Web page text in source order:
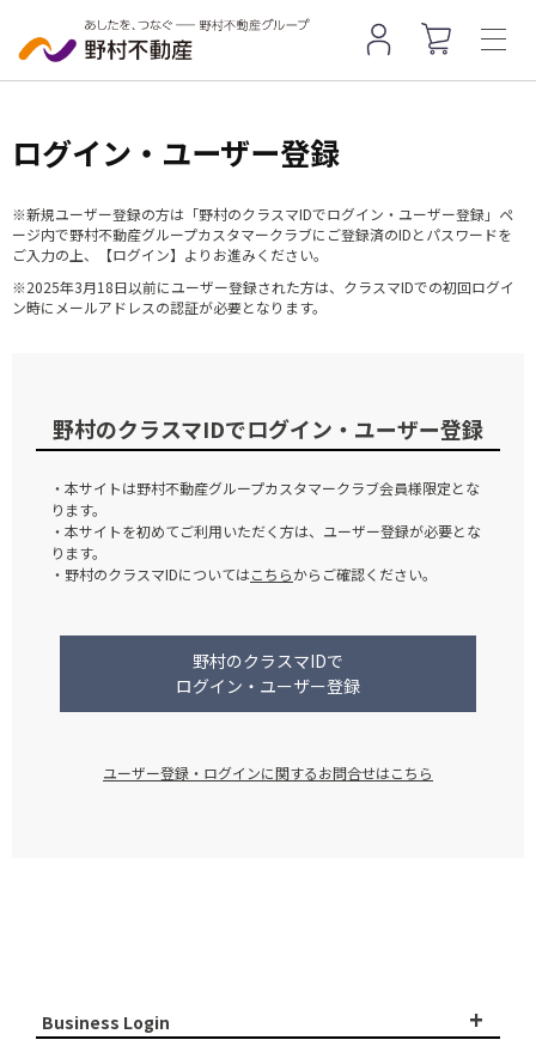
ログイン・ユーザー登録
※新規ユーザー登録の方は「野村のクラスマIDでログイン・ユーザー登録」ペ
ージ内で野村不動産グループカスタマークラブにご登録済のIDとパスワードを
ご入力の上、【ログイン】よりお進みください。
※2025年3月18日以前にユーザー登録された方は、クラスマIDでの初回ログイ
ン時にメールアドレスの認証が必要となります。
野村のクラスマIDでログイン・ユーザー登録
・本サイトは野村不動産グループカスタマークラブ会員様限定とな
ります。
・本サイトを初めてご利用いただく方は、ユーザー登録が必要とな
ります。
・野村のクラスマIDについてはこちらからご確認ください。
野村のクラスマIDで
ログイン・ユーザー登録
ユーザー登録・ログインに関するお問合せはこちら
Business Login +